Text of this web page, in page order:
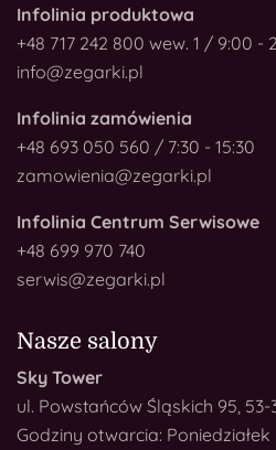
Infolinia produktowa
+48 717 242 800 wew. 1 / 9:00 -
info@zegarki.pl
Infolinia zamówienia
+48 693 050 560 / 7:30 - 15:30
zamowienia@zegarki.pl
Infolinia Centrum Serwisowe
+48 699 970 740
serwis@zegarki.pl
Nasze salony
Sky Tower
ul. Powstańców Śląskich 95, 53-
Godziny otwarcia: